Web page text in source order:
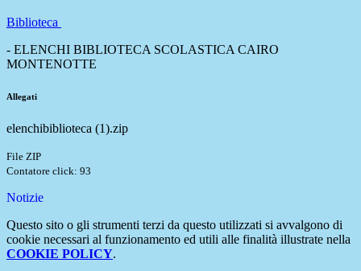
Biblioteca
- ELENCHI BIBLIOTECA SCOLASTICA CAIRO
MONTENOTTE
Allegati
elenchibiblioteca (1).zip
File ZIP
Contatore click: 93
Notizie
Questo sito o gli strumenti terzi da questo utilizzati si avvalgono di
cookie necessari al funzionamento ed utili alle finalità illustrate nella
COOKIE POLICY.